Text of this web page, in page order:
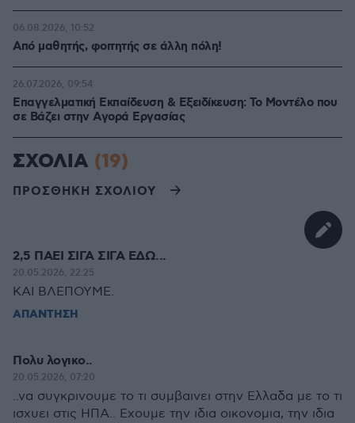
Από μαθητής, φοιτητής σε άλλη πόλη!
06.08.2026, 10:52
Επαγγελματική Εκπαίδευση & Εξειδίκευση: Το Mοντέλο που
σε Bάζει στην Aγορά Eργασίας
26.07.2026, 09:54
ΣΧΟΛΙΑ (19)
ΠΡΟΣΘΗΚΗ ΣΧΟΛΙΟΥ
2,5 ΠΑΕΙ ΣΙΓΑ ΣΙΓΑ ΕΔΩ...
20.05.2026, 22:25
ΚΑΙ ΒΛΕΠΟΥΜΕ.
ΑΠΑΝΤΗΣΗ
Πολυ λογικο..
20.05.2026, 07:20
..να συγκρινουμε το τι συμβαινει στην Ελλαδα με το τι
ισχυει στις ΗΠΑ.. Εχουμε την ιδια οικονομια, την ιδια